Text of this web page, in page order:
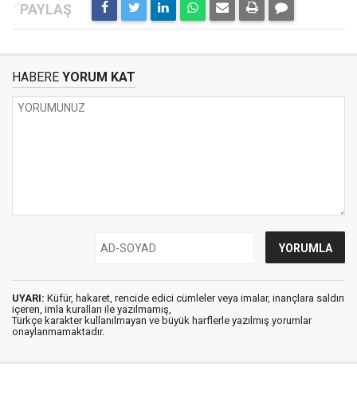
HABERE YORUM KAT
UYARI: Küfür, hakaret, rencide edici cümleler veya imalar, inançlara saldırı
içeren, imla kuralları ile yazılmamış,
Türkçe karakter kullanılmayan ve büyük harflerle yazılmış yorumlar
onaylanmamaktadır.